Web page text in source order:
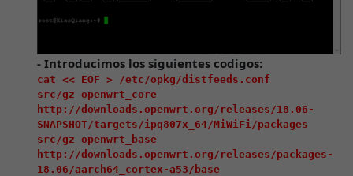
- Introducimos los siguientes codigos:
cat << EOF > /etc/opkg/distfeeds.conf
src/gz openwrt_core
http://downloads.openwrt.org/releases/18.06-
SNAPSHOT/targets/ipq807x_64/MiWiFi/packages
src/gz openwrt_base
http://downloads.openwrt.org/releases/packages-
18.06/aarch64_cortex-a53/base